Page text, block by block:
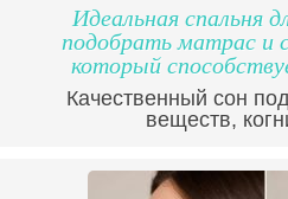
Идеальная спальня
подобрать матрас и
который
Качественный сон
веществ,